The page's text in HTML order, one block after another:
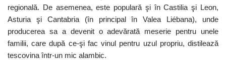
regională. De asemenea, este populară şi în Castilia şi Leon,
Asturia şi Cantabria (în principal în Valea Liébana), unde
producerea sa a devenit o adevărată meserie pentru unele
familii, care după ce-şi fac vinul pentru uzul propriu, distilează
tescovina într-un mic alambic.